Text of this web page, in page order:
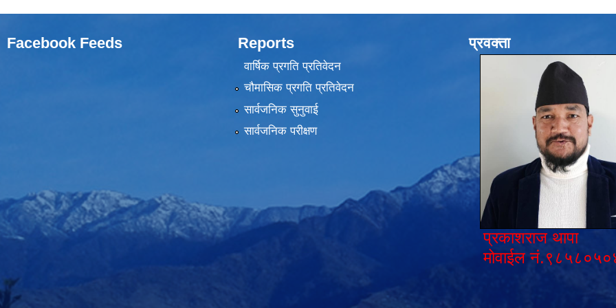
Facebook Feeds Reports
वार्षिक प्रगति प्रतिवेदन
चौमासिक प्रगति प्रतिवेदन
सार्वजनिक सुनुवाई
सार्वजनिक परीक्षण
प्रवक्ता
प्रकाशराज थापा
मोवाईल